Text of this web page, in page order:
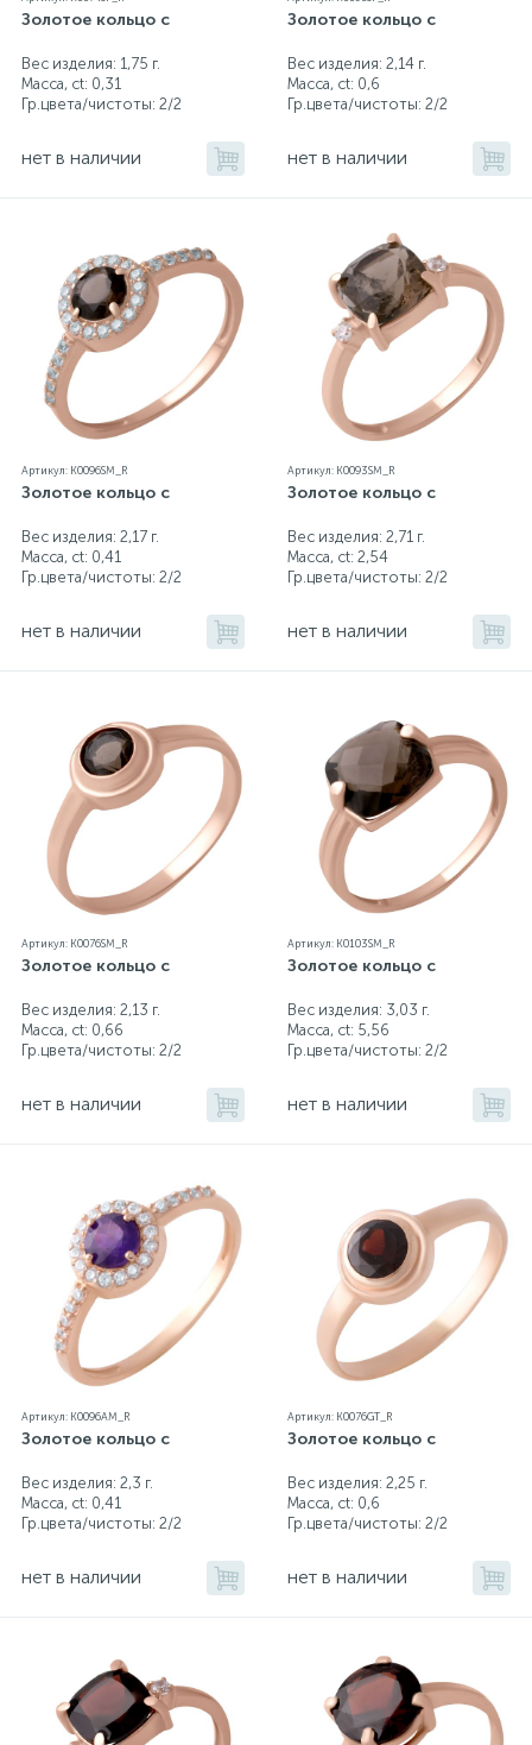
Золотое кольцо с
Вес изделия: 1,75 г.
Масса, ct: 0,31
Гр.цвета/чистоты: 2/2
нет в наличии
Золотое кольцо с
Вес изделия: 2,14 г.
Масса, ct: 0,6
Гр.цвета/чистоты: 2/2
нет в наличии
Артикул: K0096SM_R
Золотое кольцо с
Вес изделия: 2,17 г.
Масса, ct: 0,41
Гр.цвета/чистоты: 2/2
нет в наличии
Артикул: K0093SM_R
Золотое кольцо с
Вес изделия: 2,71 г.
Масса, ct: 2,54
Гр.цвета/чистоты: 2/2
нет в наличии
Артикул: K0076SM_R
Золотое кольцо с
Вес изделия: 2,13 г.
Масса, ct: 0,66
Гр.цвета/чистоты: 2/2
нет в наличии
Артикул: K0103SM_R
Золотое кольцо с
Вес изделия: 3,03 г.
Масса, ct: 5,56
Гр.цвета/чистоты: 2/2
нет в наличии
Артикул: K0096AM_R
Золотое кольцо с
Вес изделия: 2,3 г.
Масса, ct: 0,41
Гр.цвета/чистоты: 2/2
нет в наличии
Артикул: K0076GT_R
Золотое кольцо с
Вес изделия: 2,25 г.
Масса, ct: 0,6
Гр.цвета/чистоты: 2/2
нет в наличии